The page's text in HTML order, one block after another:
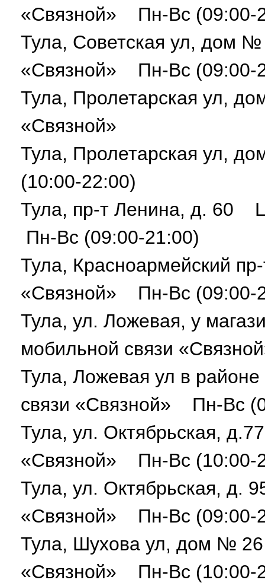
«Связной» Пн-Вс (09:00-
Тула, Советская ул, дом
«Связной» Пн-Вс (09:00-
Тула, Пролетарская ул,
«Связной»
Тула, Пролетарская ул,
(10:00-22:00)
Тула, пр-т Ленина, д. 60
Пн-Вс (09:00-21:00)
Тула, Красноармейский
«Связной» Пн-Вс (09:00-
Тула, ул. Ложевая, у
мобильной связи
Тула, Ложевая ул в
связи «Связной» Пн-Вс
Тула, ул. Октябрьская,
«Связной» Пн-Вс (10:00-
Тула, ул. Октябрьская, д.
«Связной» Пн-Вс (09:00-
Тула, Шухова ул, дом №
«Связной» Пн-Вс (10:00-